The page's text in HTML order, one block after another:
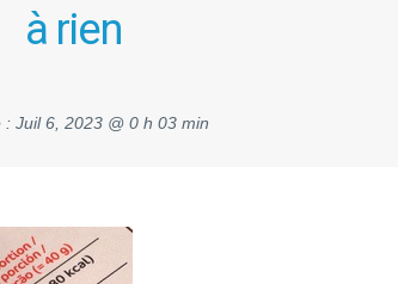
à rien
: Juil 6, 2023 @ 0 h 03 min